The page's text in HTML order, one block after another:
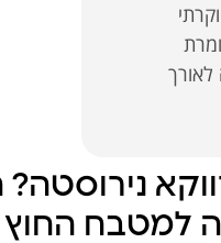
למטבח